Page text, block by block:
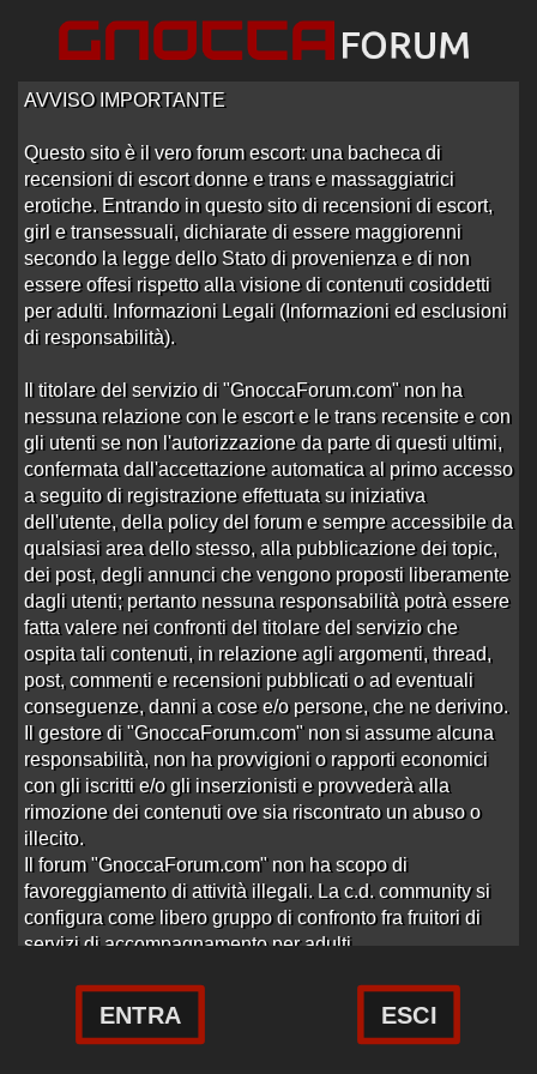
Home/Messina /Orientali
Recensioni Orientali Messina
Kwan Kwan thai a Messina
Aperto dadicervioalle 10:28 del 12/06/25
0 risposte
956 visite
Nessuna risposta
Altre recensioni escort
Utenti connessi:122
gnoccaforum.com -Contatti-Regolamento
Questo sito consente l’utilizzo di cookie nostri e anche di terze
parti al fine di assicurare all’utente una migliore esperienza.
cookies. Per saperne consulta la nostraCookie Policy
Accetto
AVVISO IMPORTANTE
Questo sito è il vero forum escort: una bacheca di
recensioni di escort donne e trans e massaggiatrici
erotiche. Entrando in questo sito di recensioni di escort,
girl e transessuali, dichiarate di essere maggiorenni
secondo la legge dello Stato di provenienza e di non
essere offesi rispetto alla visione di contenuti cosiddetti
per adulti. Informazioni Legali (Informazioni ed esclusioni
di responsabilità).
Il titolare del servizio di "GnoccaForum.com" non ha
nessuna relazione con le escort e le trans recensite e con
gli utenti se non l'autorizzazione da parte di questi ultimi,
confermata dall'accettazione automatica al primo accesso
a seguito di registrazione effettuata su iniziativa
dell'utente, della policy del forum e sempre accessibile da
qualsiasi area dello stesso, alla pubblicazione dei topic,
dei post, degli annunci che vengono proposti liberamente
dagli utenti; pertanto nessuna responsabilità potrà essere
fatta valere nei confronti del titolare del servizio che
ospita tali contenuti, in relazione agli argomenti, thread,
post, commenti e recensioni pubblicati o ad eventuali
conseguenze, danni a cose e/o persone, che ne derivino.
Il gestore di "GnoccaForum.com" non si assume alcuna
responsabilità, non ha provvigioni o rapporti economici
con gli iscritti e/o gli inserzionisti e provvederà alla
rimozione dei contenuti ove sia riscontrato un abuso o
illecito.
Il forum "GnoccaForum.com" non ha scopo di
favoreggiamento di attività illegali. La c.d. community si
configura come libero gruppo di confronto fra fruitori di
servizi di accompagnamento per adulti.
dinamicamente sulla base dei contenuti e la
documentazione inserita dagli utenti iscritti i quali
rimangono gli unici responsabili per ciò che riguarda il
ENTRA ESCI